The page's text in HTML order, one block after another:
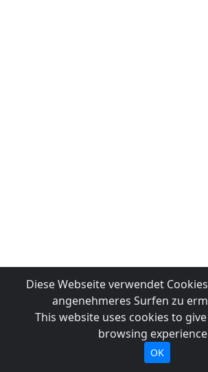
Diese Webseite verwendet
angenehmeres Surfen zu
This website uses cookies to
browsing
OK